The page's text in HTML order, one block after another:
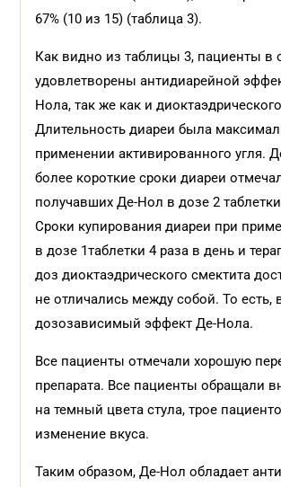
67% (10 из 15) (таблица 3).
Как видно из таблицы 3, пациенты
удовлетворены антидиарейной
Нола, так же как и
Длительность диареи была
применении активированного угля.
более короткие сроки диареи
получавших Де-Нол в дозе 2
Сроки купирования диареи при
в дозе 1таблетки 4 раза в день и
доз диоктаэдрического смектита
не отличались между собой. То есть,
дозозависимый эффект Де-Нола.
Все пациенты отмечали хорошую
препарата. Все пациенты обращали
на темный цвета стула, трое
изменение вкуса.
Таким образом, Де-Нол обладает